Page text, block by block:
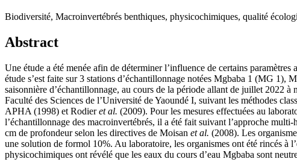
Biodiversité, Macroinvertébrés benthiques, physicochimiques, qualité
Abstract
Une étude a été menée afin de déterminer l’influence de certains
étude s’est faite sur 3 stations d’échantillonnage notées Mgbaba 1 (MG
saisonnière d’échantillonnage, au cours de la période allant de juillet 2022
Faculté des Sciences de l’Université de Yaoundé I, suivant les méthodes
APHA (1998) et Rodieret al. (2009). Pour les mesures effectuées au
l’échantillonnage des macroinvertébrés, il a été fait suivant l’approche
cm de profondeur selon les directives de Moisan et al. (2008). Les
une solution de formol 10%. Au laboratoire, les organismes ont été rincés à
physicochimiques ont révélé que les eaux du cours d’eau Mgbaba sont